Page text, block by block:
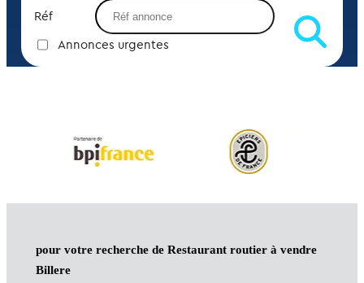
Réf
Annonces urgentes
pour votre recherche de Restaurant routier à vendre
Billere